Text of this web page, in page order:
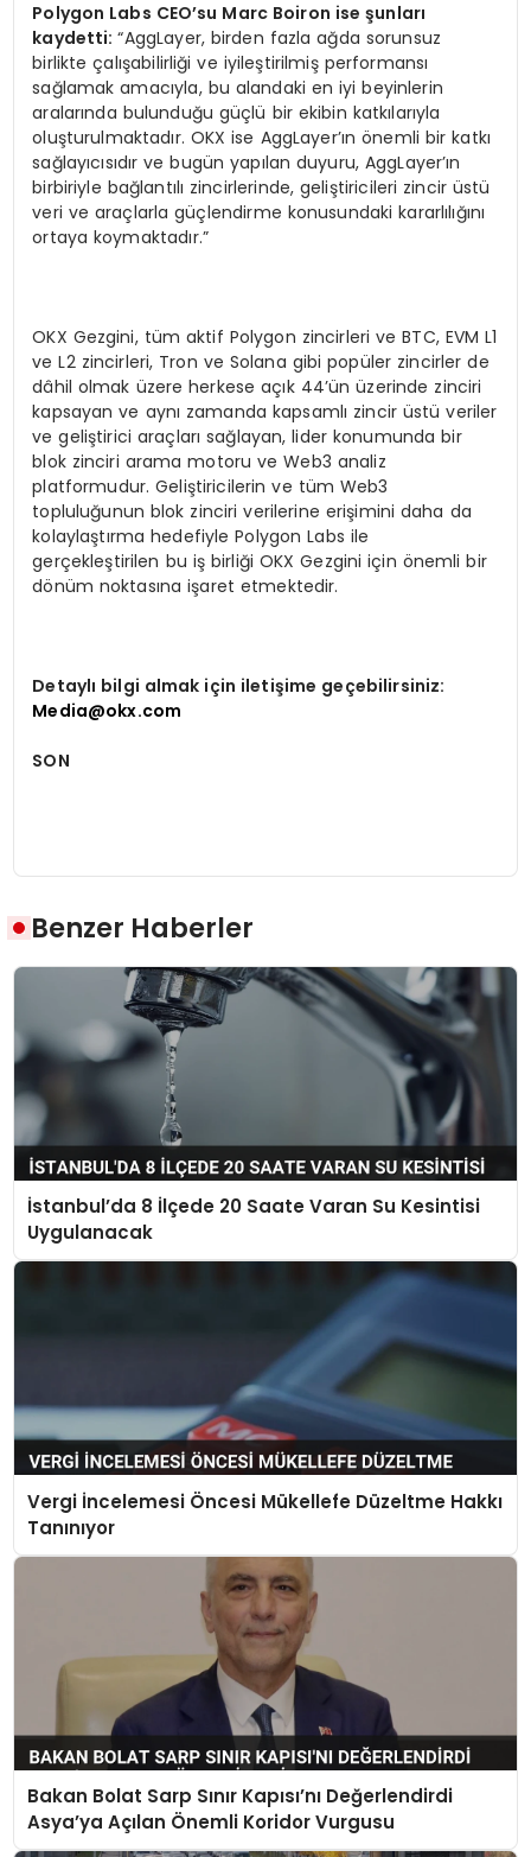
Polygon Labs CEO’su Marc Boiron ise şunları
kaydetti:“AggLayer, birden fazla ağda sorunsuz
birlikte çalışabilirliği ve iyileştirilmiş performansı
sağlamak amacıyla, bu alandaki en iyi beyinlerin
aralarında bulunduğu güçlü bir ekibin katkılarıyla
oluşturulmaktadır. OKX ise AggLayer’ın önemli bir katkı
sağlayıcısıdır ve bugün yapılan duyuru, AggLayer’ın
birbiriyle bağlantılı zincirlerinde, geliştiricileri zincir üstü
veri ve araçlarla güçlendirme konusundaki kararlılığını
ortaya koymaktadır.”
OKX Gezgini, tüm aktif Polygon zincirleri ve BTC, EVM L1
ve L2 zincirleri, Tron ve Solana gibi popüler zincirler de
dâhil olmak üzere herkese açık 44’ün üzerinde zinciri
kapsayan ve aynı zamanda kapsamlı zincir üstü veriler
ve geliştirici araçları sağlayan, lider konumunda bir
blok zinciri arama motoru ve Web3 analiz
platformudur. Geliştiricilerin ve tüm Web3
topluluğunun blok zinciri verilerine erişimini daha da
kolaylaştırma hedefiyle Polygon Labs ile
gerçekleştirilen bu iş birliği OKX Gezgini için önemli bir
dönüm noktasına işaret etmektedir.
Detaylı bilgi almak için iletişime geçebilirsiniz:
Media@okx.com
SON
Benzer Haberler
İstanbul’da 8 İlçede 20 Saate Varan Su Kesintisi
Uygulanacak
Vergi İncelemesi Öncesi Mükellefe Düzeltme Hakkı
Tanınıyor
Bakan Bolat Sarp Sınır Kapısı’nı Değerlendirdi
Asya’ya Açılan Önemli Koridor Vurgusu